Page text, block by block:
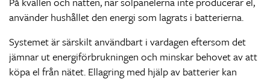
använder hushållet den energi som lagrats i batterierna.
Systemet är särskilt användbart i vardagen eftersom det
jämnar ut energiförbrukningen och minskar behovet av att
köpa el från nätet. Ellagring med hjälp av batterier kan